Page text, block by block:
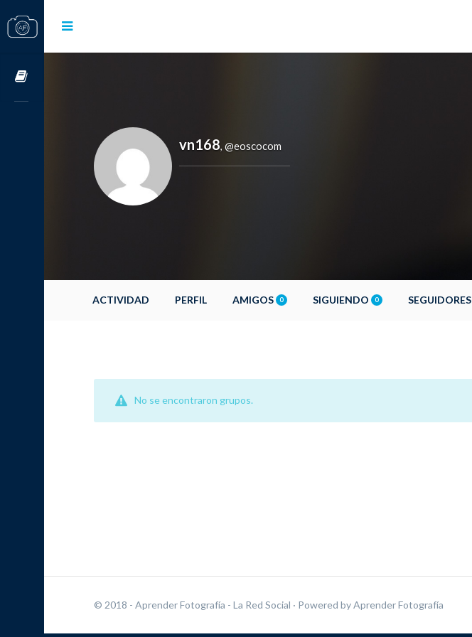
vn168, @eoscocom
ACTIVIDAD PERFIL AMIGOS 0 SIGUIENDO 0 SEGUIDORES
No se encontraron grupos.
© 2018 - Aprender Fotografía - La Red Social · Powered byAprender Fotografía